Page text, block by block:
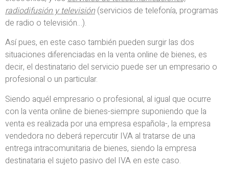
radiodifusión y televisión (servicios de telefonía, programas
de radio o televisión…).
Así pues, en este caso también pueden surgir las dos
situaciones diferenciadas en la venta online de bienes, es
decir, el destinatario del servicio puede ser un empresario o
profesional o un particular.
Siendo aquél empresario o profesional, al igual que ocurre
con la venta online de bienes-siempre suponiendo que la
venta es realizada por una empresa española-, la empresa
vendedora no deberá repercutir IVA al tratarse de una
entrega intracomunitaria de bienes, siendo la empresa
destinataria el sujeto pasivo del IVA en este caso.